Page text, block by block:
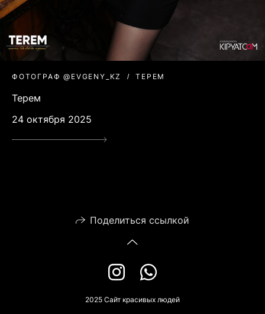
ФОТОГРАФ @EVGENY_KZ ТЕРЕМ
Терем
24 октября 2025
Поделиться ссылкой
2025 Сайт красивых людей